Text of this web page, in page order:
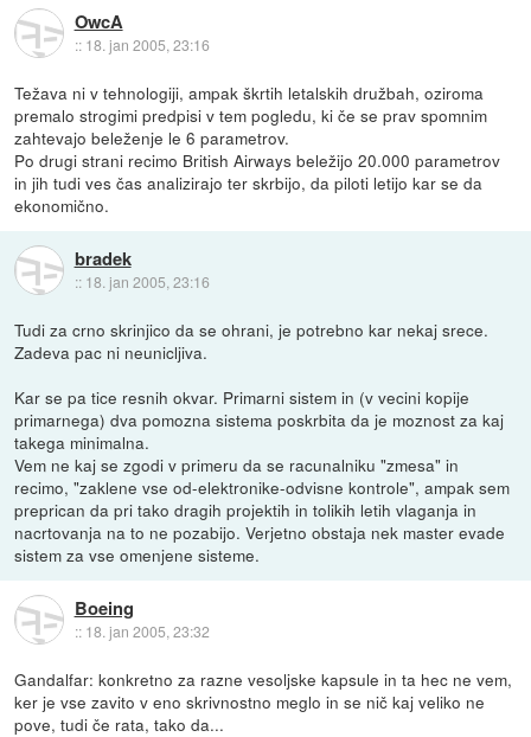
OwcA
:: 18. jan 2005, 23:16
Težava ni v tehnologiji, ampak škrtih letalskih družbah, oziroma
premalo strogimi predpisi v tem pogledu, ki če se prav spomnim
zahtevajo beleženje le 6 parametrov.
Po drugi strani recimo British Airways beležijo 20.000 parametrov
in jih tudi ves čas analizirajo ter skrbijo, da piloti letijo kar se da
ekonomično.
bradek
:: 18. jan 2005, 23:16
Tudi za crno skrinjico da se ohrani, je potrebno kar nekaj srece.
Zadeva pac ni neunicljiva.
Kar se pa tice resnih okvar. Primarni sistem in (v vecini kopije
primarnega) dva pomozna sistema poskrbita da je moznost za kaj
takega minimalna.
Vem ne kaj se zgodi v primeru da se racunalniku "zmesa" in
recimo, "zaklene vse od-elektronike-odvisne kontrole", ampak sem
preprican da pri tako dragih projektih in tolikih letih vlaganja in
nacrtovanja na to ne pozabijo. Verjetno obstaja nek master evade
sistem za vse omenjene sisteme.
Boeing
:: 18. jan 2005, 23:32
Gandalfar: konkretno za razne vesoljske kapsule in ta hec ne vem,
ker je vse zavito v eno skrivnostno meglo in se nič kaj veliko ne
pove, tudi če rata, tako da...